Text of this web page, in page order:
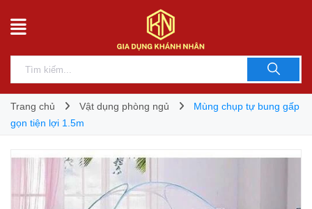
Trang chủ Vật dụng phòng ngủ
Mùng chụp tự bung gấp
gọn tiện lợi 1.5m